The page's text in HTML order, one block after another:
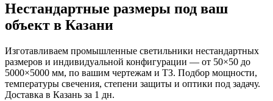
Нестандартные размеры под ваш
объект в Казани
Изготавливаем промышленные светильники нестандартных
размеров и индивидуальной конфигурации — от 50×50 до
5000×5000 мм, по вашим чертежам и ТЗ. Подбор мощности,
температуры свечения, степени защиты и оптики под задачу.
Доставка в Казань за 1 дн.